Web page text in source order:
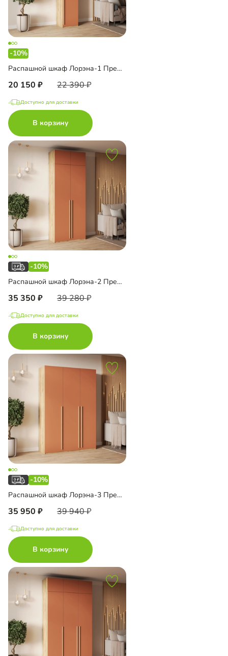
-10%
Распашной шкаф Лорэна-1 Премиум Эко с антресолью
20 150 22 390
Доступно для доставки
В корзину
-10%
Распашной шкаф Лорэна-2 Премиум Эко с антресолью
35 350 39 280
Доступно для доставки
В корзину
-10%
Распашной шкаф Лорэна-3 Премиум Эко
35 950 39 940
Доступно для доставки
В корзину